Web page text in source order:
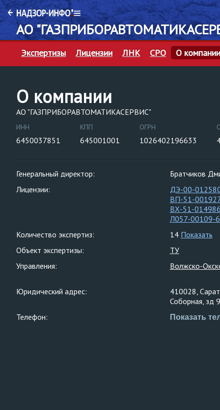
АО
Экспертизы Лицензии ЛНК СРО О компании
О компании
АО "ГАЗПРИБОРАВТОМАТИКАСЕРВИС"
ИНН
6450037851
КПП
645001001
ОГРН
1026402196633
Генеральный директор:
Братчиков
Лицензии:
ДЭ-00-
ВП-51-
ВХ-51-
Л057-00109-
Количество экспертиз:
14 Показать
Объект экспертизы:
ТУ
Управления:
Волжско-
Юридический адрес:
410028,
Соборная, зд 9
Телефон:
Показать